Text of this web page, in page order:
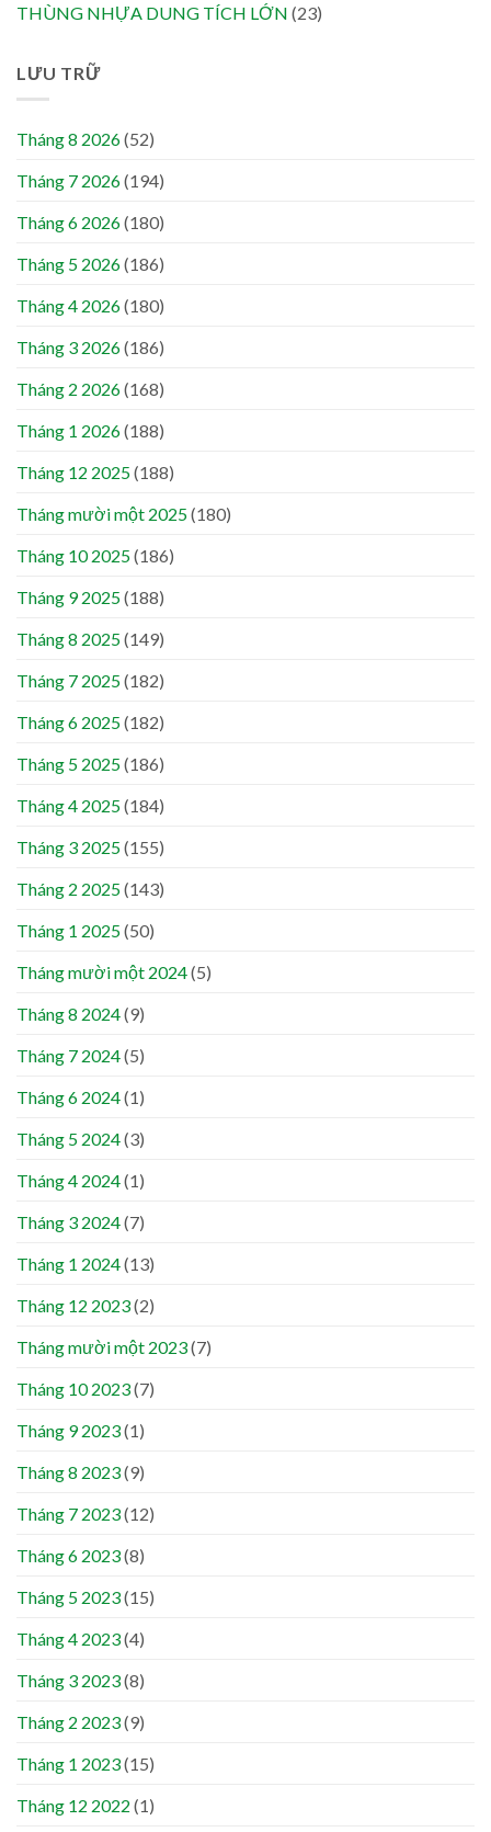
THÙNG NHỰA DUNG TÍCH LỚN (23)
LƯU TRỮ
Tháng 8 2026(52)
Tháng 7 2026(194)
Tháng 6 2026(180)
Tháng 5 2026(186)
Tháng 4 2026(180)
Tháng 3 2026(186)
Tháng 2 2026(168)
Tháng 1 2026(188)
Tháng 12 2025(188)
Tháng mười một 2025(180)
Tháng 10 2025(186)
Tháng 9 2025(188)
Tháng 8 2025(149)
Tháng 7 2025(182)
Tháng 6 2025(182)
Tháng 5 2025(186)
Tháng 4 2025(184)
Tháng 3 2025(155)
Tháng 2 2025(143)
Tháng 1 2025(50)
Tháng mười một 2024(5)
Tháng 8 2024(9)
Tháng 7 2024(5)
Tháng 6 2024(1)
Tháng 5 2024(3)
Tháng 4 2024(1)
Tháng 3 2024(7)
Tháng 1 2024(13)
Tháng 12 2023(2)
Tháng mười một 2023(7)
Tháng 10 2023(7)
Tháng 9 2023(1)
Tháng 8 2023(9)
Tháng 7 2023(12)
Tháng 6 2023(8)
Tháng 5 2023(15)
Tháng 4 2023(4)
Tháng 3 2023(8)
Tháng 2 2023(9)
Tháng 1 2023(15)
Tháng 12 2022 (1)